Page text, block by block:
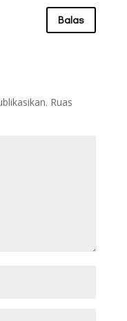
Balas
Ruas